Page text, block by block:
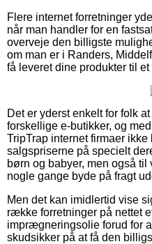
Flere internet forretninger
når man handler for en
overveje den billigste
om man er i Randers,
få leveret dine produkter til
Det er yderst enkelt for folk
forskellige e-butikker, og
TripTrap internet firmaer
salgspriserne på specielt
børn og babyer, men også
nogle gange byde på fragt
Men det kan imidlertid vise
række forretninger på nettet
imprægneringsolie forud for
skudsikker på at få den